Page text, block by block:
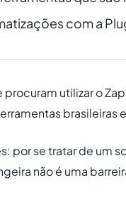
com a
procuram utilizar o
brasileiras
por se tratar de um
não é uma